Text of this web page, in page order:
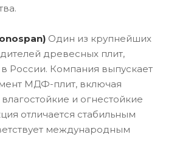
Один из крупнейших
древесных плит,
России. Компания выпускает
МДФ-плит, включая
и огнестойкие
отличается стабильным
международным